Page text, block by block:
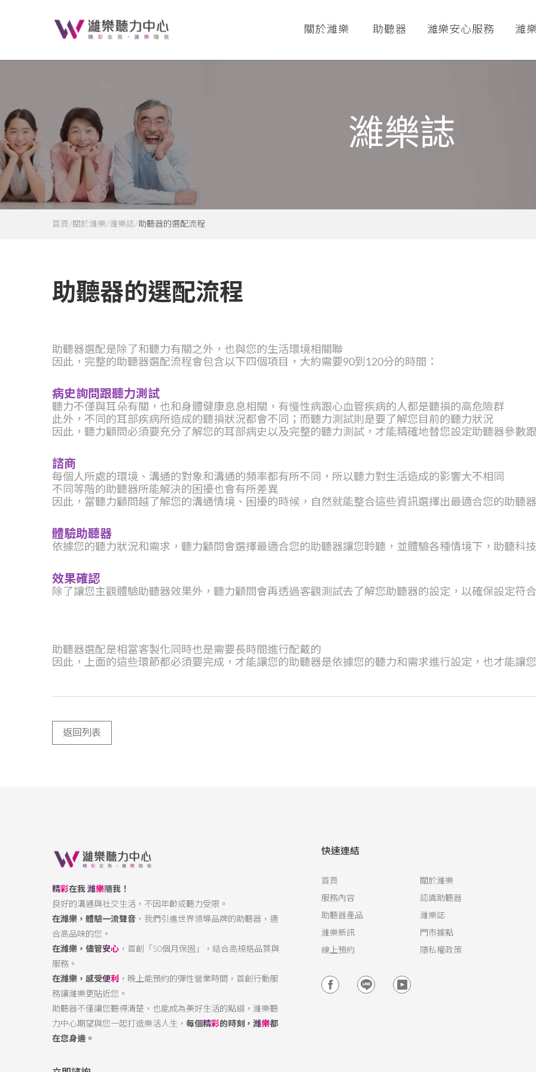
關於濰樂 助聽器 濰樂安心服務 濰
濰樂誌
首頁 關於濰樂 濰樂誌 助聽器的選配流程
助聽器的選配流程
助聽器選配是除了和聽力有關之外，也與您的生活環境相關聯
因此，完整的助聽器選配流程會包含以下四個項目，大約需要90到120分的時間：
病史詢問跟聽力測試
聽力不僅與耳朵有關，也和身體健康息息相關，有慢性病跟心血管疾病的人都是聽損的高危險群
此外，不同的耳部疾病所造成的聽損狀況都會不同；而聽力測試則是要了解您目前的聽力狀況
因此，聽力顧問必須要充分了解您的耳部病史以及完整的聽力測試，才能精確地替您設定助聽器參數
諮商
每個人所處的環境、溝通的對象和溝通的頻率都有所不同，所以聽力對生活造成的影響大不相同
不同等階的助聽器所能解決的困擾也會有所差異
因此，當聽力顧問越了解您的溝通情境、困擾的時候，自然就能整合這些資訊選擇出最適合您的助聽器
體驗助聽器
依據您的聽力狀況和需求，聽力顧問會選擇最適合您的助聽器讓您聆聽，並體驗各種情境下，助聽科
效果確認
除了讓您主觀體驗助聽器效果外，聽力顧問會再透過客觀測試去了解您助聽器的設定，以確保設定符
助聽器選配是相當客製化同時也是需要長時間進行配戴的
因此，上面的這些環節都必須要完成，才能讓您的助聽器是依據您的聽力和需求進行設定，也才能讓您
返回列表
精彩在我 濰樂隨我！
良好的溝通與社交生活，不因年齡或聽力受限。
在濰樂，體驗一流聲音 ，我們引進世界領導品牌的助聽器，適
合高品味的您。
在濰樂，儘管安心 ，首創「50個月保固」，結合高規格品質與
服務。
在濰樂，感受便利 ，晚上能預約的彈性營業時間，首創行動服
務讓濰樂更貼近您。
助聽器不僅讓您聽得清楚，也能成為美好生活的點綴，濰樂聽
力中心期望與您一起打造樂活人生， 每個精彩的時刻， 濰樂都
在您身邊。
快速連結
首頁 關於濰樂
服務內容 認識助聽器
助聽器產品 濰樂誌
濰樂新訊 門市據點
線上預約 隱私權政策